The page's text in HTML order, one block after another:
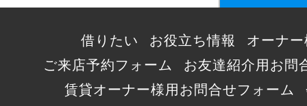
借りたい お役立ち情報
オーナ
ご来店予約フォーム
お友達紹介用お問
賃貸オーナー様用お問合せフォーム